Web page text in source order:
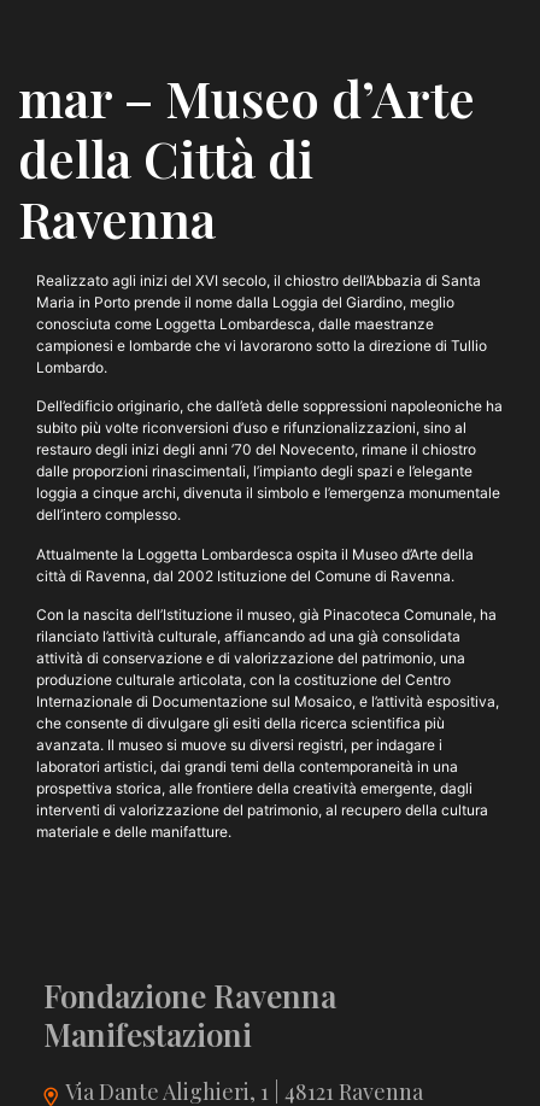
mar – Museo d’Arte
della Città di
Ravenna
Realizzato agli inizi del XVI secolo, il chiostro dell’Abbazia di Santa
Maria in Porto prende il nome dalla Loggia del Giardino, meglio
conosciuta come Loggetta Lombardesca, dalle maestranze
campionesi e lombarde che vi lavorarono sotto la direzione di Tullio
Lombardo.
Dell’edificio originario, che dall’età delle soppressioni napoleoniche ha
subito più volte riconversioni d’uso e rifunzionalizzazioni, sino al
restauro degli inizi degli anni ’70 del Novecento, rimane il chiostro
dalle proporzioni rinascimentali, l’impianto degli spazi e l’elegante
loggia a cinque archi, divenuta il simbolo e l’emergenza monumentale
dell’intero complesso.
Attualmente la Loggetta Lombardesca ospita il Museo d’Arte della
città di Ravenna, dal 2002 Istituzione del Comune di Ravenna.
Con la nascita dell’Istituzione il museo, già Pinacoteca Comunale, ha
rilanciato l’attività culturale, affiancando ad una già consolidata
attività di conservazione e di valorizzazione del patrimonio, una
produzione culturale articolata, con la costituzione del Centro
Internazionale di Documentazione sul Mosaico, e l’attività espositiva,
che consente di divulgare gli esiti della ricerca scientifica più
avanzata. Il museo si muove su diversi registri, per indagare i
laboratori artistici, dai grandi temi della contemporaneità in una
prospettiva storica, alle frontiere della creatività emergente, dagli
interventi di valorizzazione del patrimonio, al recupero della cultura
materiale e delle manifatture.
Fondazione Ravenna
Manifestazioni
Via Dante Alighieri, 1 | 48121 Ravenna